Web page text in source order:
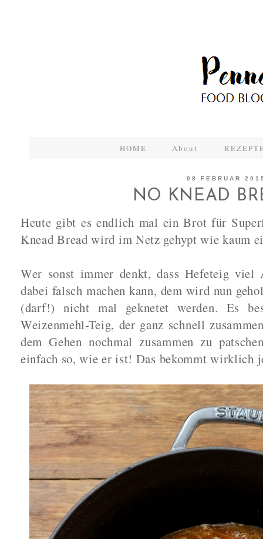
HOME About
08 FEBRUAR
NO KNEAD
Heute gibt es endlich mal ein Brot für
Knead Bread wird im Netz gehypt wie kaum
Wer sonst immer denkt, dass Hefeteig
dabei falsch machen kann, dem wird nun
(darf!) nicht mal geknetet werden. Es
Weizenmehl-Teig, der ganz schnell
dem Gehen nochmal zusammen zu
einfach so, wie er ist! Das bekommt wirklich